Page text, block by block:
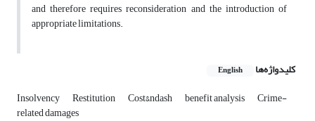
and therefore requires reconsideration and the introduction of
appropriate limitations.
کلیدواژه‌ها English
Insolvency Restitution Cost&‌ndash benefit analysis Crime-
related damages